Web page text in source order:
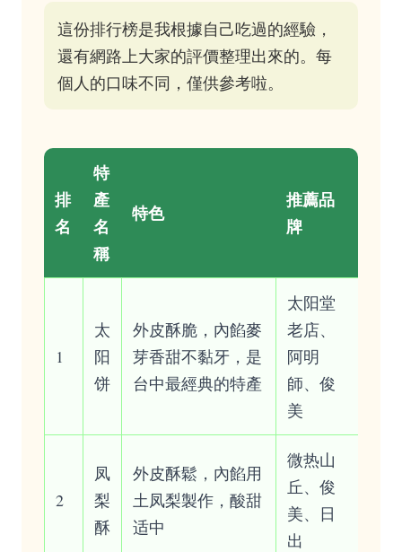
這份排行榜是我根據自己吃過的經驗，
還有網路上大家的評價整理出來的。每
個人的口味不同，僅供參考啦。
排
名
特
產
名
稱
特色
推薦品
牌
1
太
阳
饼
外皮酥脆，內餡麥
芽香甜不黏牙，是
台中最經典的特產
太阳堂
老店、
阿明
師、俊
美
2
凤
梨
酥
外皮酥鬆，內餡用
土凤梨製作，酸甜
适中
微热山
丘、俊
美、日
出